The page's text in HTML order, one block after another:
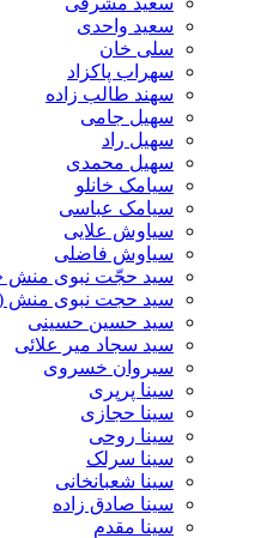
سعید واحدی
سلی خان
سهراب پاکزاد
سهند طالب زاده
سهیل جامی
سهیل راد
سهیل محمدی
سیامک خانلو
سیامک عباسی
سیاوش علایی
سیاوش فاضلی
سید حجّت نبوی منش «کاوه»
سید حجت نبوی منش ( کاوه )
سید حسین حسینى
سید سجاد میر علائی
سیروان خسروی
سینا پرپری
سینا حجازی
سینا روحی
سینا سرلک
سینا شعبانخانی
سینا صادق زاده
سینا مقدم